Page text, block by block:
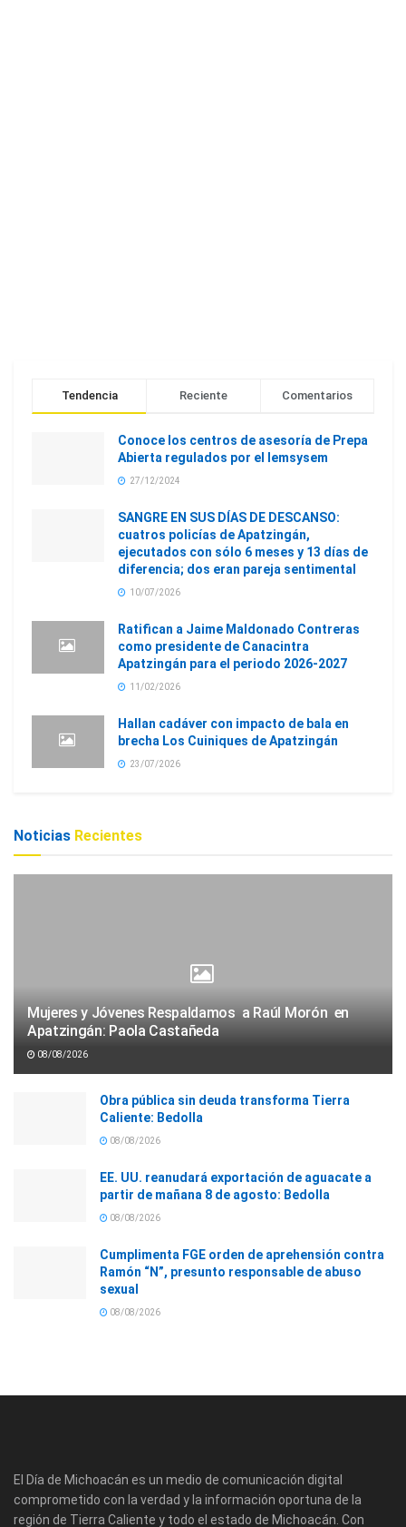
Tendencia Reciente Comentarios
Conoce los centros de asesoría de Prepa
Abierta regulados por el Iemsysem
27/12/2024
SANGRE EN SUS DÍAS DE DESCANSO:
cuatros policías de Apatzingán,
ejecutados con sólo 6 meses y 13 días de
diferencia; dos eran pareja sentimental
10/07/2026
Ratifican a Jaime Maldonado Contreras
como presidente de Canacintra
Apatzingán para el periodo 2026-2027
11/02/2026
Hallan cadáver con impacto de bala en
brecha Los Cuiniques de Apatzingán
23/07/2026
Noticias Recientes
Mujeres y Jóvenes Respaldamos a Raúl Morón en
Apatzingán: Paola Castañeda
08/08/2026
Obra pública sin deuda transforma Tierra
Caliente: Bedolla
08/08/2026
EE. UU. reanudará exportación de aguacate a
partir de mañana 8 de agosto: Bedolla
08/08/2026
Cumplimenta FGE orden de aprehensión contra
Ramón “N”, presunto responsable de abuso
sexual
08/08/2026
El Día de Michoacán es un medio de comunicación digital
comprometido con la verdad y la información oportuna de la
región de Tierra Caliente y todo el estado de Michoacán. Con